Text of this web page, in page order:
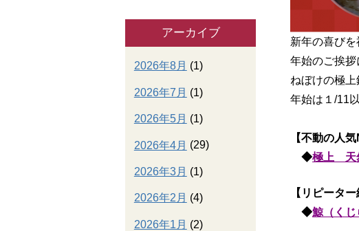
新年の喜びを
年始のご挨拶
ねぼけの極上
年始は１/11
【不動の人
◆極上 天
【リピータ
◆鯨（くじ
アーカイブ
2026年8月 (1)
2026年7月 (1)
2026年5月 (1)
2026年4月 (29)
2026年3月 (1)
2026年2月 (4)
2026年1月 (2)